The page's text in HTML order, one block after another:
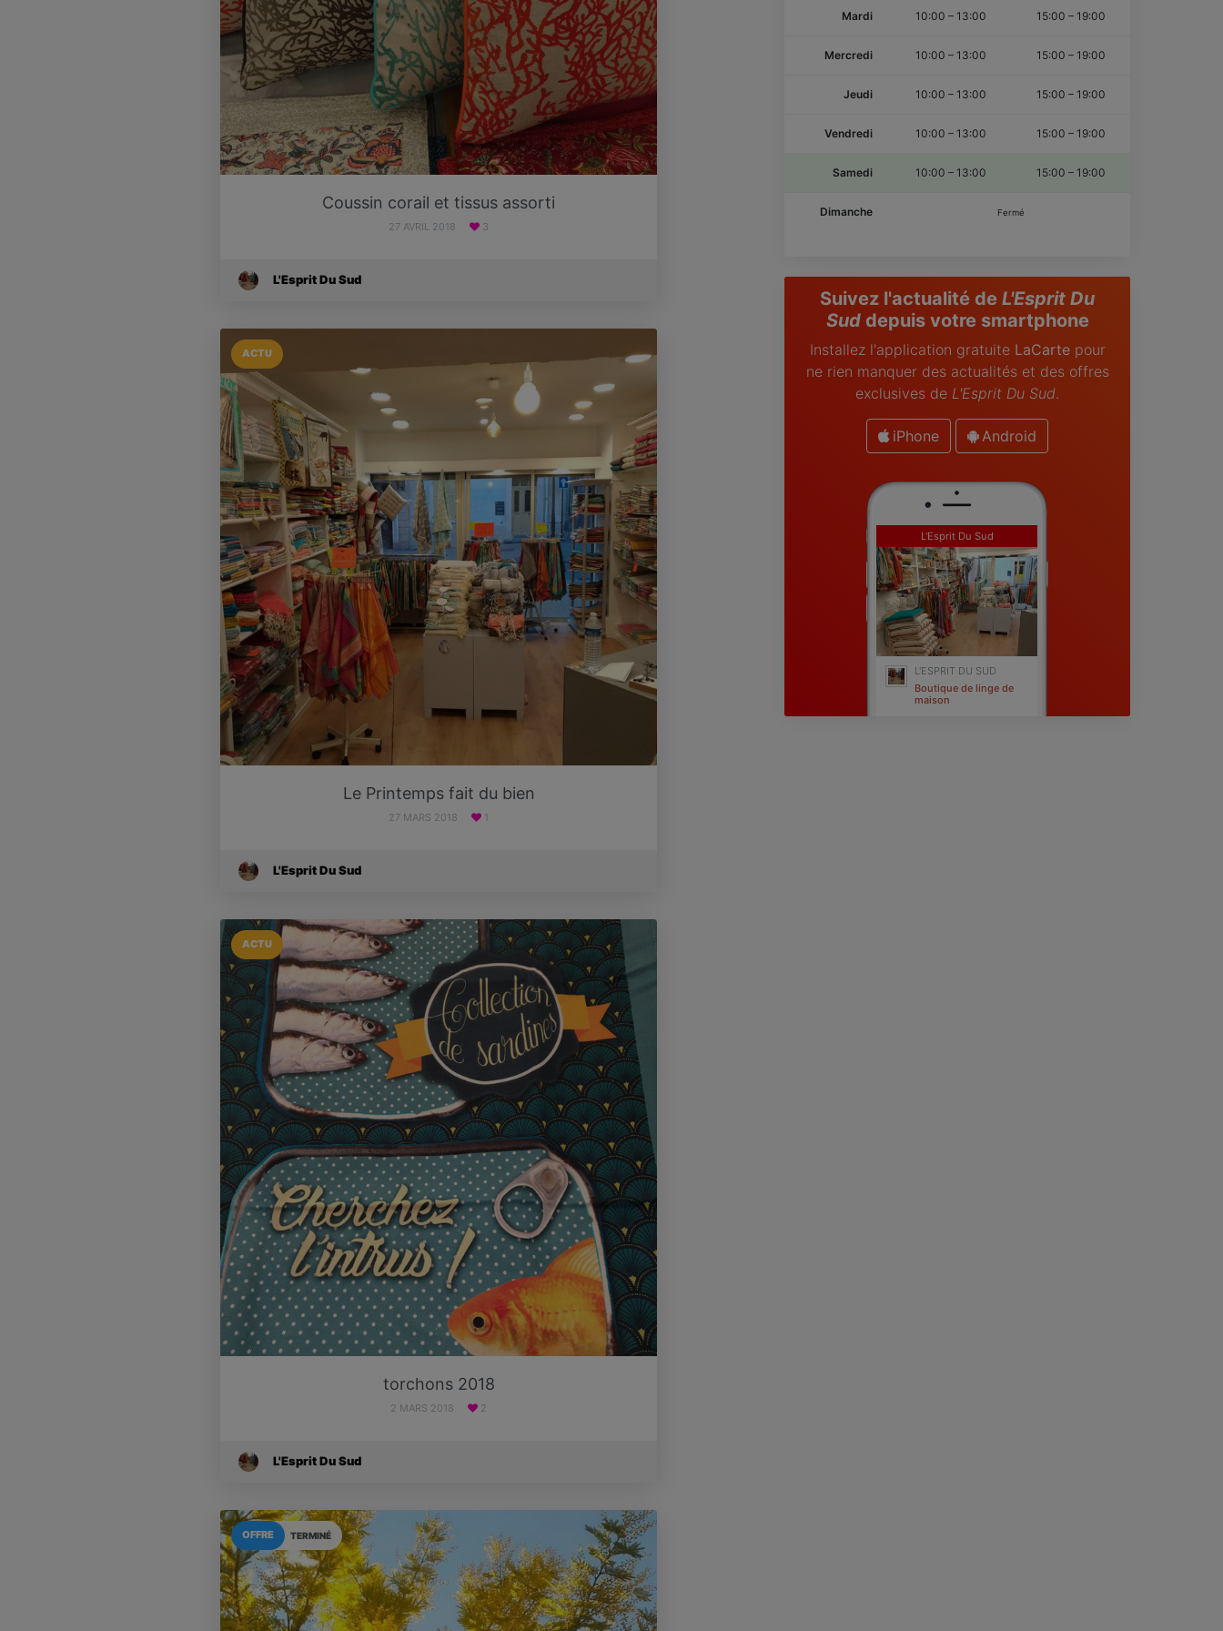
Coussin corail et tissus assorti
27 AVRIL 2018 3
L'Esprit Du Sud
ACTU
Le Printemps fait du bien
27 MARS 2018 1
L'Esprit Du Sud
ACTU
torchons 2018
2 MARS 2018 2
L'Esprit Du Sud
TERMINÉ
OFFRE
visite au Coeur Historique de Fréjus .
Retrouvez nous sur le site Frejus-of-Course.fr
Mardi 10:00 – 13:00 15:00 – 19:00
Mercredi 10:00 – 13:00 15:00 – 19:00
Jeudi 10:00 – 13:00 15:00 – 19:00
Vendredi 10:00 – 13:00 15:00 – 19:00
Samedi 10:00 – 13:00 15:00 – 19:00
Dimanche Fermé
Suivez l'actualité de L'Esprit Du
Suddepuis votre smartphone
Installez l'application gratuite LaCartepour
ne rien manquer des actualités et des offres
exclusives de L'Esprit Du Sud.
iPhone Android
L'Esprit Du Sud
L'ESPRIT DU SUD
Boutique de linge de
maison